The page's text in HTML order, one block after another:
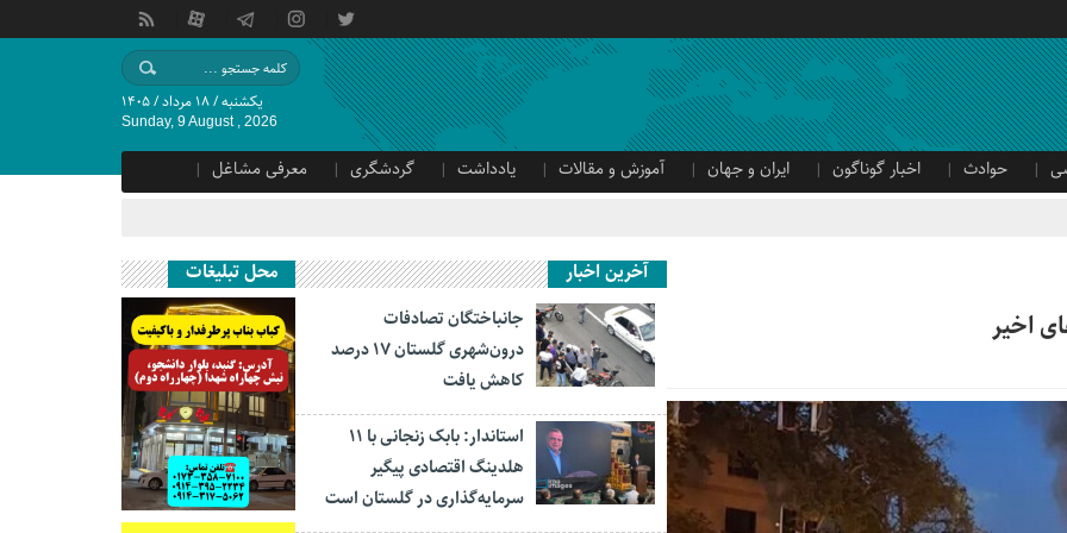
یکشنبه / ۱۸ مرداد / ۱۴۰۵
Sunday, 9 August , 2026
حوادث اخبار گوناگون ایران و جهان آموزش و مقالات یادداشت گردشگری
معرفی مشاغل
اخیر
آخرین اخبار
جانباختگان تصادفات
درون‌شهری گلستان ۱۷ درصد
کاهش یافت
استاندار: بابک زنجانی با ۱۱
هلدینگ اقتصادی پیگیر
سرمایه‌گذاری در گلستان است
محل تبلیغات